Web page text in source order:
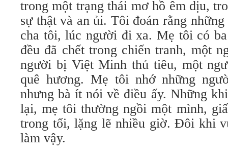
trong một trạng thái mơ hồ êm dịu,
sự thật và an ủi. Tôi đoán rằng
cha tôi, lúc người đi xa. Mẹ tôi có
đều đã chết trong chiến tranh, một
người bị Việt Minh thủ tiêu, một
quê hương. Mẹ tôi nhớ những
nhưng bà ít nói về điều ấy. Những
lại, mẹ tôi thường ngồi một mình,
trong tối, lặng lẽ nhiều giờ. Đôi khi
làm vậy.